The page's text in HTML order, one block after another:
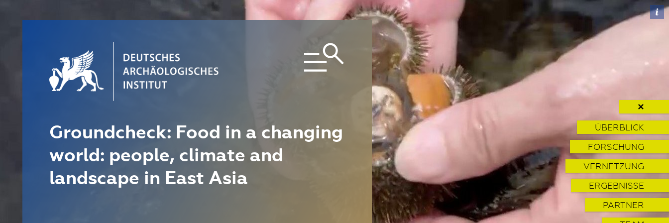
Groundcheck: Food in a changing
world: people, climate and
landscape in East Asia
✕
ÜBERBLICK
FORSCHUNG
VERNETZUNG
ERGEBNISSE
PARTNER